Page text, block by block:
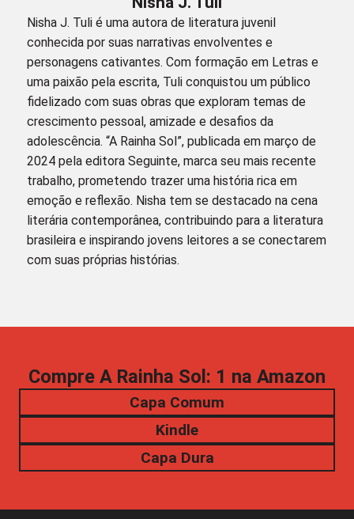
Nisha J. Tuli é uma autora de literatura juvenil
conhecida por suas narrativas envolventes e
personagens cativantes. Com formação em Letras e
uma paixão pela escrita, Tuli conquistou um público
fidelizado com suas obras que exploram temas de
crescimento pessoal, amizade e desafios da
adolescência. “A Rainha Sol”, publicada em março de
2024 pela editora Seguinte, marca seu mais recente
trabalho, prometendo trazer uma história rica em
emoção e reflexão. Nisha tem se destacado na cena
literária contemporânea, contribuindo para a literatura
brasileira e inspirando jovens leitores a se conectarem
com suas próprias histórias.
Compre A Rainha Sol: 1 na Amazon
Capa Comum
Kindle
Capa Dura